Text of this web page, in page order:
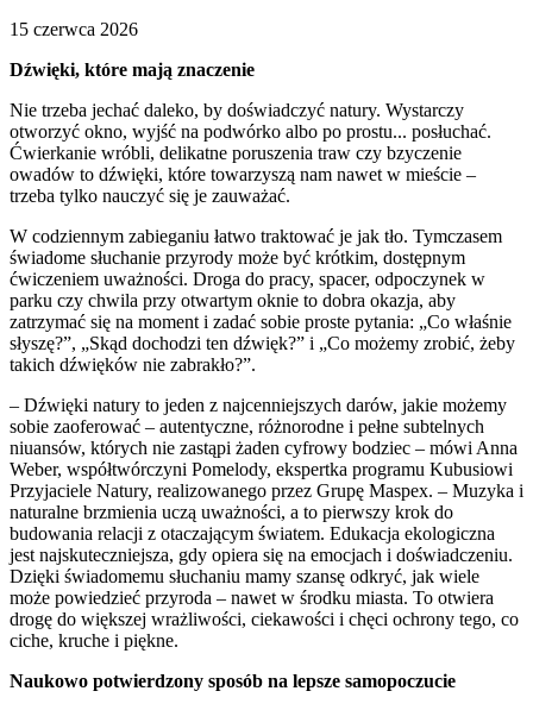
15 czerwca 2026
Dźwięki, które mają znaczenie
Nie trzeba jechać daleko, by doświadczyć natury. Wystarczy
otworzyć okno, wyjść na podwórko albo po prostu... posłuchać.
Ćwierkanie wróbli, delikatne poruszenia traw czy bzyczenie
owadów to dźwięki, które towarzyszą nam nawet w mieście –
trzeba tylko nauczyć się je zauważać.
W codziennym zabieganiu łatwo traktować je jak tło. Tymczasem
świadome słuchanie przyrody może być krótkim, dostępnym
ćwiczeniem uważności. Droga do pracy, spacer, odpoczynek w
parku czy chwila przy otwartym oknie to dobra okazja, aby
zatrzymać się na moment i zadać sobie proste pytania: „Co właśnie
słyszę?”, „Skąd dochodzi ten dźwięk?” i „Co możemy zrobić, żeby
takich dźwięków nie zabrakło?”.
– Dźwięki natury to jeden z najcenniejszych darów, jakie możemy
sobie zaoferować – autentyczne, różnorodne i pełne subtelnych
niuansów, których nie zastąpi żaden cyfrowy bodziec – mówi Anna
Weber, współtwórczyni Pomelody, ekspertka programu Kubusiowi
Przyjaciele Natury, realizowanego przez Grupę Maspex. – Muzyka i
naturalne brzmienia uczą uważności, a to pierwszy krok do
budowania relacji z otaczającym światem. Edukacja ekologiczna
jest najskuteczniejsza, gdy opiera się na emocjach i doświadczeniu.
Dzięki świadomemu słuchaniu mamy szansę odkryć, jak wiele
może powiedzieć przyroda – nawet w środku miasta. To otwiera
drogę do większej wrażliwości, ciekawości i chęci ochrony tego, co
ciche, kruche i piękne.
Naukowo potwierdzony sposób na lepsze samopoczucie